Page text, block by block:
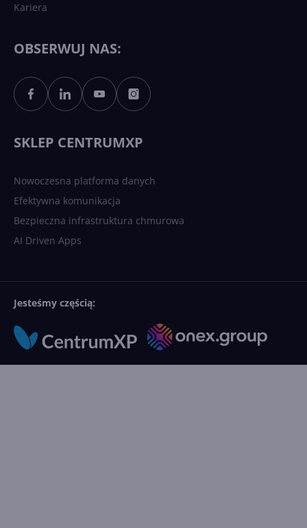
Sztuczna inteligencja po
polsku. Dość barier
Kariera
OBSERWUJ NAS:
SKLEP CENTRUMXP
Nowoczesna platforma danych
Efektywna komunikacja
Bezpieczna infrastruktura chmurowa
AI Driven Apps
Jesteśmy częścią: